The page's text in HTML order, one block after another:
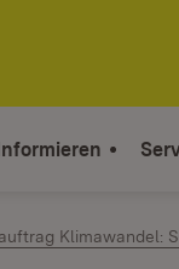
Klimawandel: